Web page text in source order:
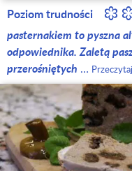
Poziom trudności
pasternakiem to pyszna
odpowiednika. Zaletą
przerośniętych …